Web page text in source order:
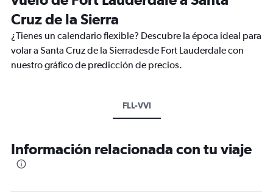
Cruz de la Sierra
¿Tienes un calendario flexible? Descubre la época ideal para
volar a Santa Cruz de la Sierradesde Fort Lauderdale con
nuestro gráfico de predicción de precios.
FLL-VVI
Información relacionada con tu viaje